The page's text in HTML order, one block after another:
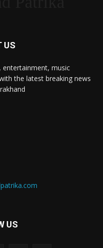
US
entertainment, music
the latest breaking news
US